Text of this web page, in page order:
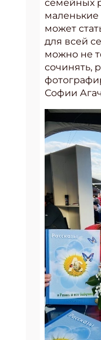
семейных
может
для всей
можно не
сочинять,
Софии